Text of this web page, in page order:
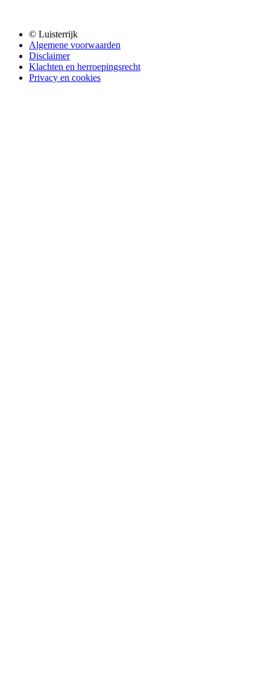
© Luisterrijk
Algemene voorwaarden
Disclaimer
Klachten en herroepingsrecht
Privacy en cookies